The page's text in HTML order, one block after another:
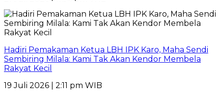
Hadiri Pemakaman Ketua LBH IPK Karo, Maha Sendi
Sembiring Milala: Kami Tak Akan Kendor Membela
Rakyat Kecil
19 Juli 2026 | 2:11 pm WIB